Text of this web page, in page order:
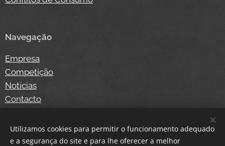
Navegação
Empresa
Competição
Notícias
Contacto
Login
Utilizamos cookies para permitir o funcionamento adequado
e a segurança do site e para lhe oferecer a melhor